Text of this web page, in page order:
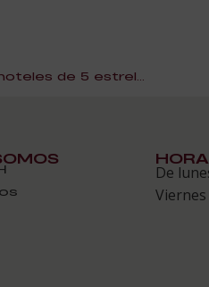
Las mejores prácticas laborales en hoteles de 5 estrellas
De
Viernes